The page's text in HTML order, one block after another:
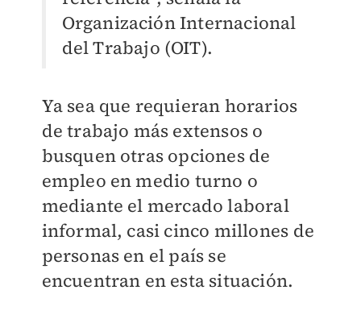
Organización Internacional
del Trabajo (OIT).
Ya sea que requieran horarios
de trabajo más extensos o
busquen otras opciones de
empleo en medio turno o
mediante el mercado laboral
informal, casi cinco millones de
personas en el país se
encuentran en esta situación.